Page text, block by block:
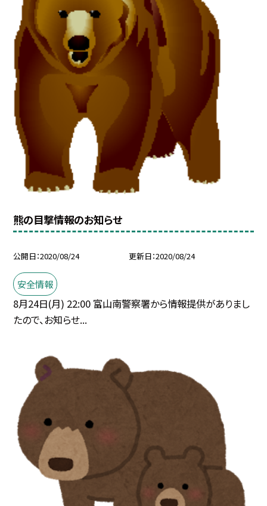
熊の目撃情報のお知らせ
公開日 2020/08/24 更新日 2020/08/24
安全情報
8月24日(月) 22:00 富山南警察署から情報提供がありまし
たので、お知らせ...